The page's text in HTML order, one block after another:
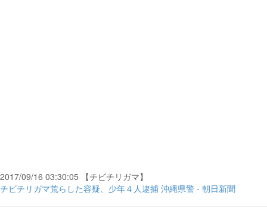
2017/09/16 03:30:05 【チビチリガマ】
チビチリガマ荒らした容疑、少年４人逮捕 沖縄県警 - 朝日新聞